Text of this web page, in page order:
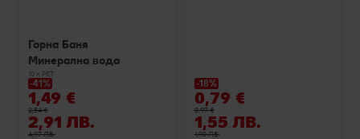
Горна Баня
Минерална вода
10 л РЕТ
-41%
1,49 €
2,54 €
2,91 ЛВ.
4,97 ЛВ.
-18%
0,79 €
0,97 €
1,55 ЛВ.
1,90 ЛВ.